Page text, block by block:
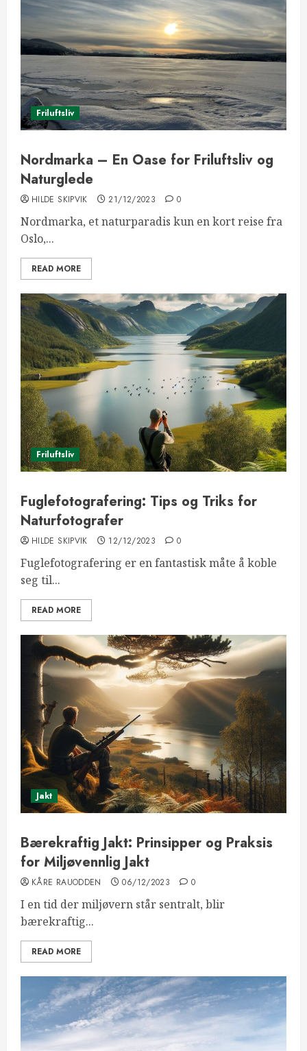
Friluftsliv
Nordmarka – En Oase for Friluftsliv og
Naturglede
HILDE SKIPVIK 21/12/2023 0
Nordmarka, et naturparadis kun en kort reise fra
Oslo,...
READ MORE
Friluftsliv
Fuglefotografering: Tips og Triks for
Naturfotografer
HILDE SKIPVIK 12/12/2023 0
Fuglefotografering er en fantastisk måte å koble
seg til...
READ MORE
Jakt
Bærekraftig Jakt: Prinsipper og Praksis
for Miljøvennlig Jakt
KÅRE RAUODDEN 06/12/2023 0
I en tid der miljøvern står sentralt, blir
bærekraftig...
READ MORE